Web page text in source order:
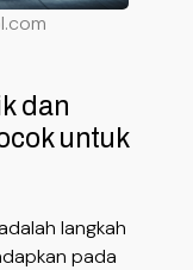
dan
untuk
langkah
pada